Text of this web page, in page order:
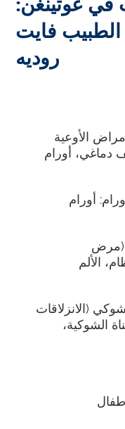
غوتينغن:
الطبيب فايت
روديه
الأوعية
دماغي، أورام
أورام
(مرض
الألم
(الانزلاقات
الشوكية،